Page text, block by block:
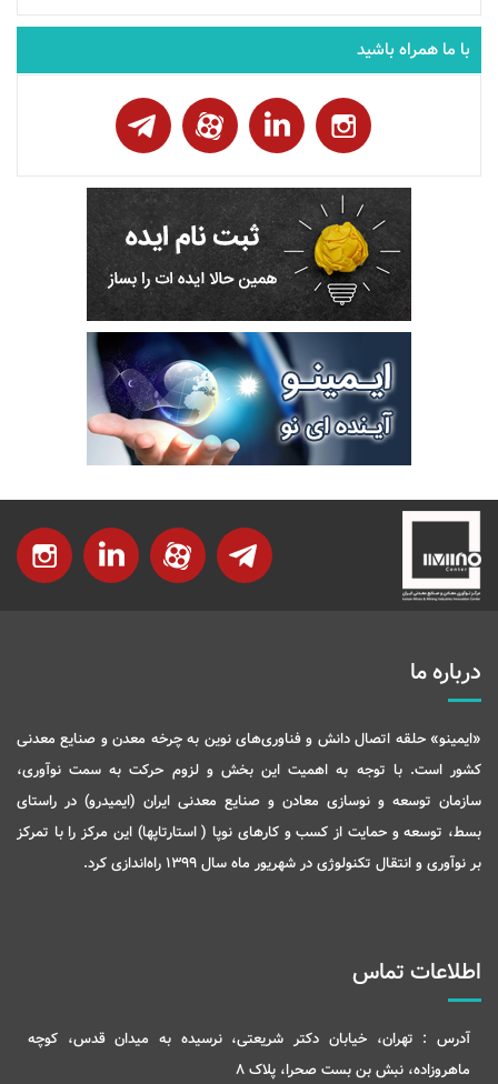
با ما همراه باشید
درباره ما
«ایمینو» حلقه اتصال دانش و فناوری‌های نوین به چرخه معدن و صنایع معدنی
کشور است. با توجه به اهمیت این بخش و لزوم حرکت به سمت نوآوری،
سازمان توسعه و نوسازی معادن و صنایع معدنی ایران (ایمیدرو) در راستای
بسط، توسعه و حمایت از کسب و کارهای نوپا ( استارتاپها) این مرکز را با تمرکز
بر نوآوری و انتقال تکنولوژی در شهریور ماه سال 1399 راه‌اندازی کرد.
اطلاعات تماس
آدرس : تهران، خیابان دکتر شریعتی، نرسیده به میدان قدس، کوچه
ماهروزاده، نبش بن بست صحرا، پلاک 8